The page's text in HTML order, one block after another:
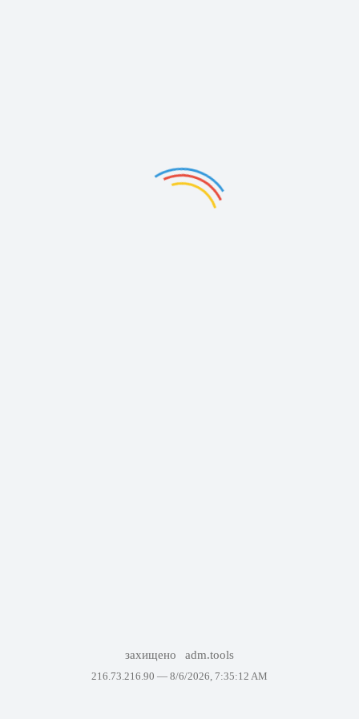
захищено adm.tools
216.73.216.90 — 8/6/2026, 7:35:12 AM